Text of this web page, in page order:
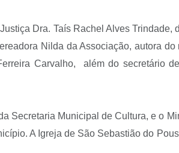
Dra. Taís Rachel Alves Trindade,
Nilda da Associação, autora
Carvalho, além do secretário
Secretaria Municipal de Cultura, e o
A Igreja de São Sebastião do